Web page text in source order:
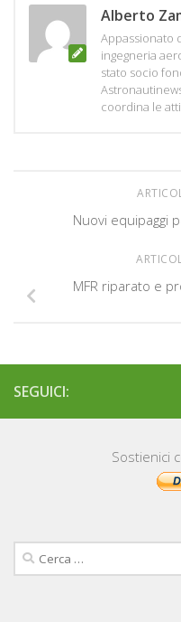
Alberto
Appassionato
ingegneria
stato socio
coordina le
Nuovi equipaggi
MFR riparato e
SEGUICI:
Sostienici
Ricerca
per: